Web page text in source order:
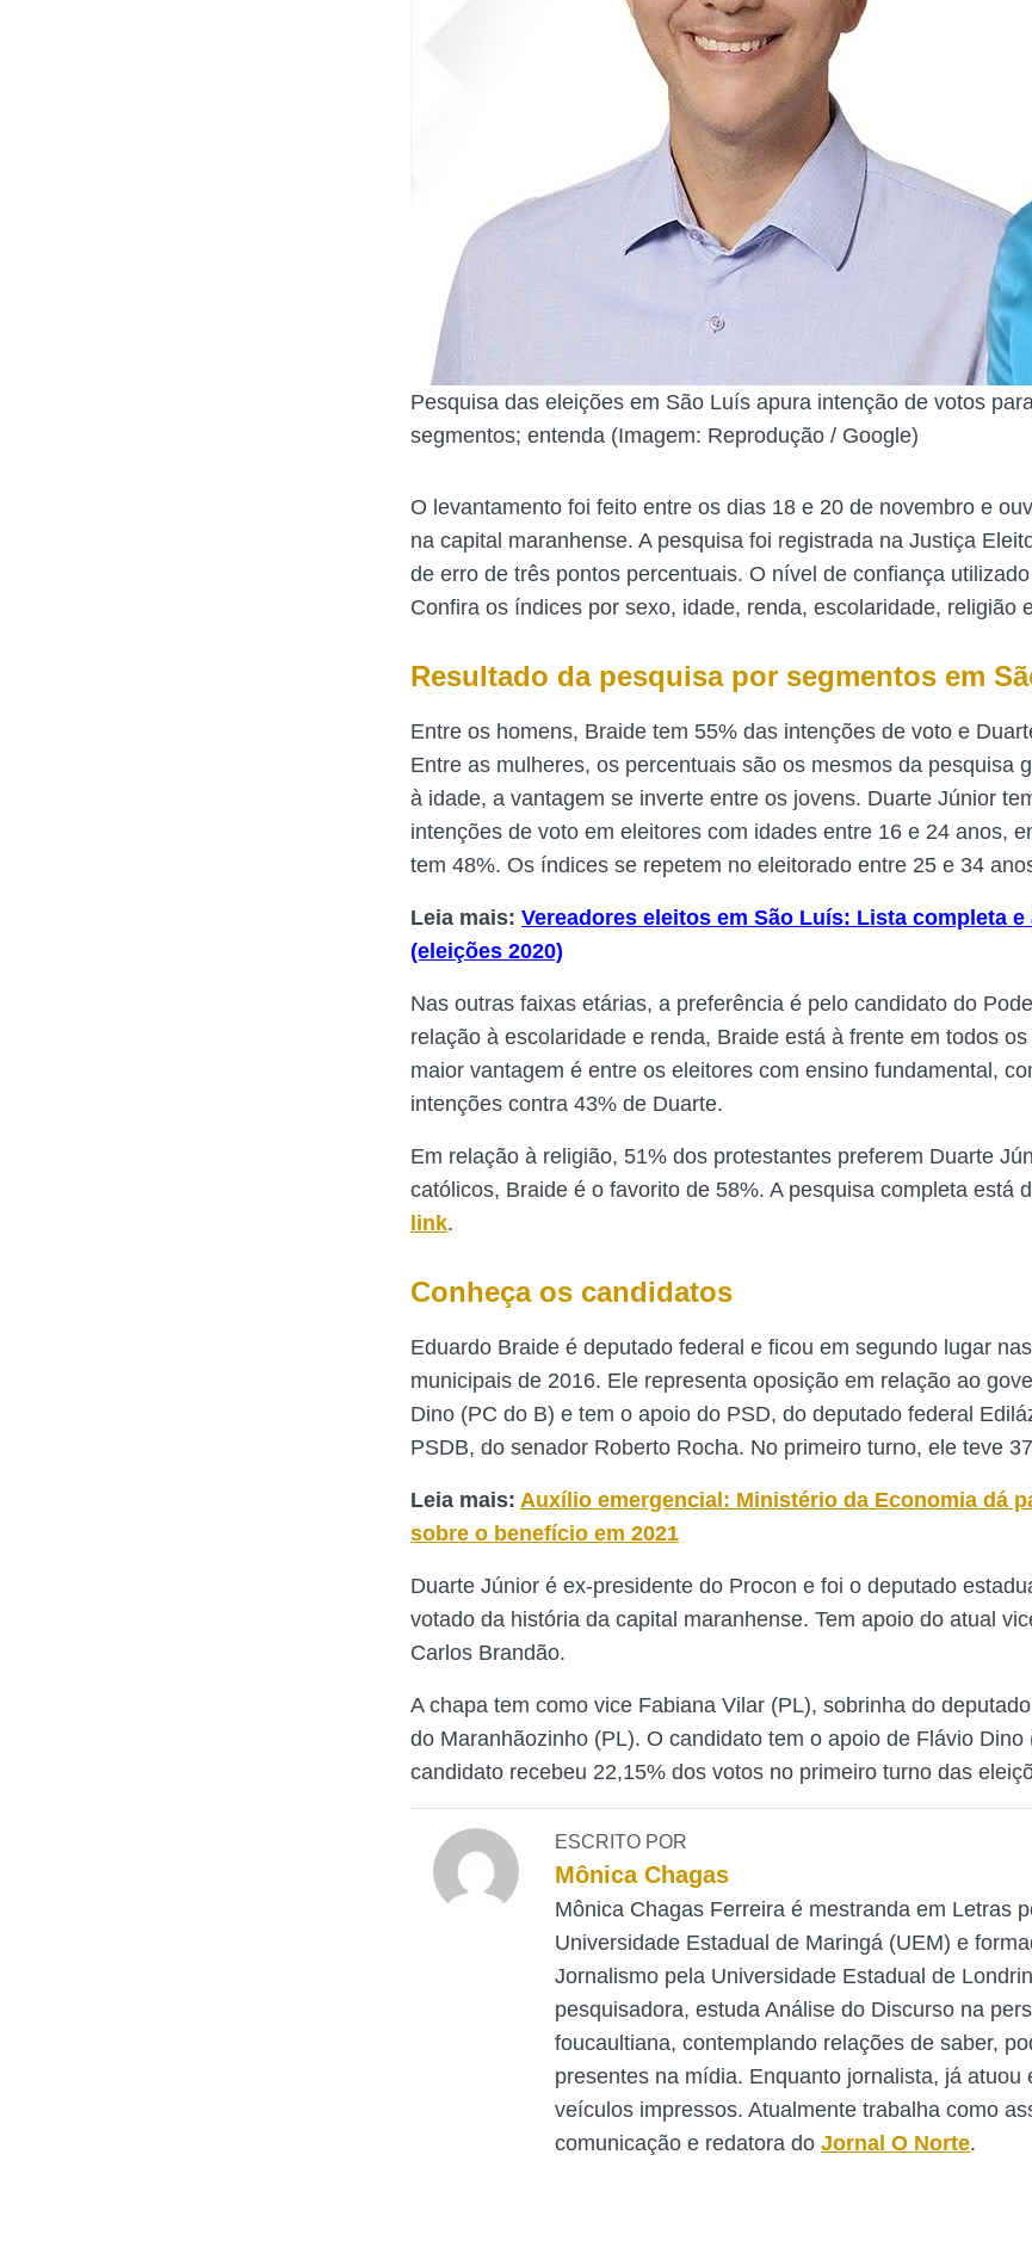
Pesquisa das eleições em São Luís apura intenção de votos
segmentos; entenda (Imagem: Reprodução / Google)
O levantamento foi feito entre os dias 18 e 20 de novembro e
na capital maranhense. A pesquisa foi registrada na Justiça
de erro de três pontos percentuais. O nível de confiança
Confira os índices por sexo, idade, renda, escolaridade, religião
Resultado da pesquisa por segmentos em
Entre os homens, Braide tem 55% das intenções de voto e
Entre as mulheres, os percentuais são os mesmos da pesquisa
à idade, a vantagem se inverte entre os jovens. Duarte Júnior
intenções de voto em eleitores com idades entre 16 e 24 anos,
tem 48%. Os índices se repetem no eleitorado entre 25 e 34
Leia mais: Vereadores eleitos em São Luís: Lista completa e
(eleições 2020)
Nas outras faixas etárias, a preferência é pelo candidato do
relação à escolaridade e renda, Braide está à frente em todos
maior vantagem é entre os eleitores com ensino fundamental,
intenções contra 43% de Duarte.
Em relação à religião, 51% dos protestantes preferem Duarte
católicos, Braide é o favorito de 58%. A pesquisa completa está
link.
Conheça os candidatos
Eduardo Braide é deputado federal e ficou em segundo lugar
municipais de 2016. Ele representa oposição em relação ao
Dino (PC do B) e tem o apoio do PSD, do deputado federal
PSDB, do senador Roberto Rocha. No primeiro turno, ele teve
Leia mais: Auxílio emergencial: Ministério da Economia dá
sobre o benefício em 2021
Duarte Júnior é ex-presidente do Procon e foi o deputado
votado da história da capital maranhense. Tem apoio do atual
Carlos Brandão.
A chapa tem como vice Fabiana Vilar (PL), sobrinha do
do Maranhãozinho (PL). O candidato tem o apoio de Flávio Dino
candidato recebeu 22,15% dos votos no primeiro turno das
ESCRITO POR
Mônica Chagas
Mônica Chagas Ferreira é mestranda em Letras
Universidade Estadual de Maringá (UEM) e
Jornalismo pela Universidade Estadual de
pesquisadora, estuda Análise do Discurso na
foucaultiana, contemplando relações de saber,
presentes na mídia. Enquanto jornalista, já atuou
veículos impressos. Atualmente trabalha como
comunicação e redatora doJornal O Norte.